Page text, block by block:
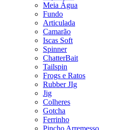
Meia Água
Fundo
Articulada
Camarão
Iscas Soft
Spinner
ChatterBait
Tailspin
Frogs e Ratos
Rubber JIg
Jig
Colheres
Gotcha
Ferrinho
Pincho Arremesso